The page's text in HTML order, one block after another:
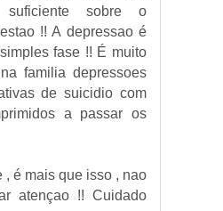
suficiente sobre o
!! A depressao é
fase !! É muito
familia depressoes
de suicidio com
a passar os
, é mais que isso , nao
atençao !! Cuidado